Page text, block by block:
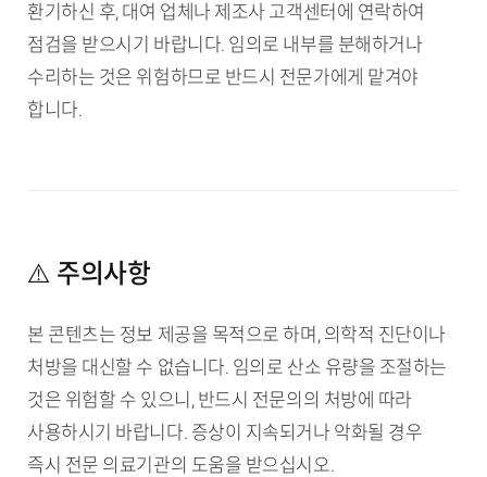
환기하신 후, 대여 업체나 제조사 고객센터에 연락하여
점검을 받으시기 바랍니다. 임의로 내부를 분해하거나
수리하는 것은 위험하므로 반드시 전문가에게 맡겨야
합니다.
⚠️ 주의사항
본 콘텐츠는 정보 제공을 목적으로 하며, 의학적 진단이나
처방을 대신할 수 없습니다. 임의로 산소 유량을 조절하는
것은 위험할 수 있으니, 반드시 전문의의 처방에 따라
사용하시기 바랍니다. 증상이 지속되거나 악화될 경우
즉시 전문 의료기관의 도움을 받으십시오.